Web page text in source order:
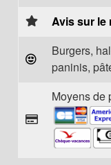
Avis sur le
Burgers,
paninis,
Moyens de